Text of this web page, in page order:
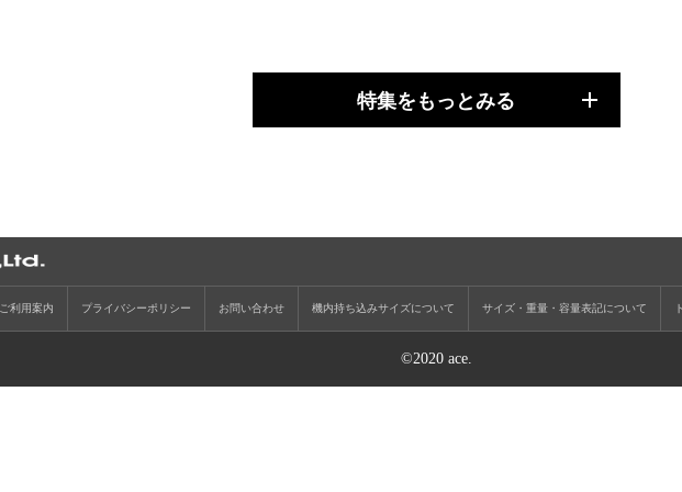
特集をもっとみる
ご利用案内 プライバシーポリシー お問い合わせ 機内持ち込みサイズについて サイズ・重量・容量表記について
©2020 ace.